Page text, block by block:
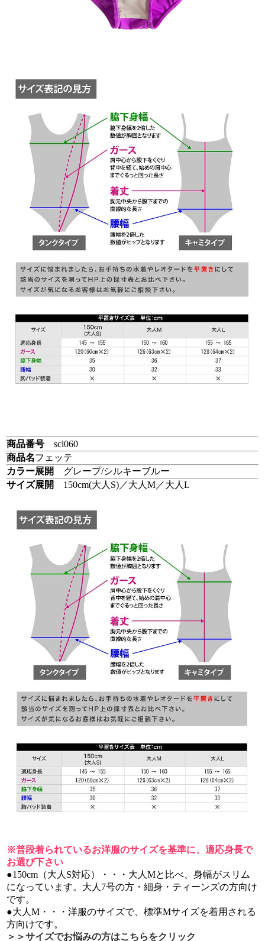
商品番号scl060
商品名フェッテ
カラー展開
グレープ/シルキーブルー
サイズ展開
150cm(大人S)／大人M／大人L
※普段着られているお洋服のサイズを基準に、適応身長で
お選び下さい
●150cm（大人S対応）・・・大人Mと比べ、身幅がスリム
になっています。大人7号の方・細身・ティーンズの方向け
です。
●大人M・・・洋服のサイズで、標準Mサイズを着用される
方向けです。
＞＞サイズでお悩みの方はこちらをクリック